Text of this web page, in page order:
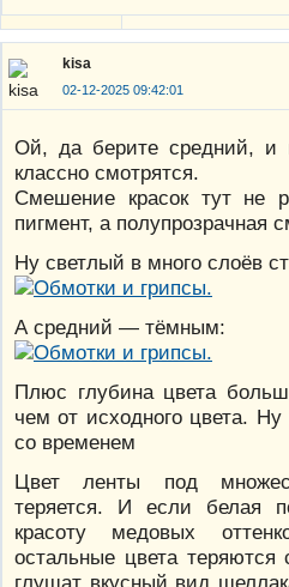
kisa
02-12-2025 09:42:01
Ой, да берите средний, и
классно смотрятся.
Смешение красок тут не
пигмент, а полупрозрачная
Ну светлый в много слоёв
А средний — тёмным:
Плюс глубина цвета
чем от исходного цвета.
со временем
Цвет ленты под
теряется. И если белая
красоту медовых
остальные цвета